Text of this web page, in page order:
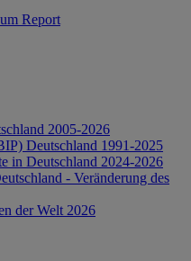
Report
2005-2026
Deutschland 1991-2025
in Deutschland 2024-2026
- Veränderung des
der Welt 2026